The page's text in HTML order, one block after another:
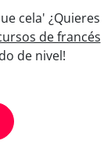
cela' ¿Quieres
de francés
de nivel!